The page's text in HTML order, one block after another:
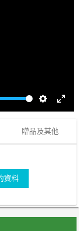
Volume
Settings
Enter
贈品及其他
資料